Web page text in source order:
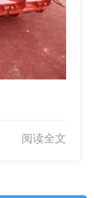
阅读全文